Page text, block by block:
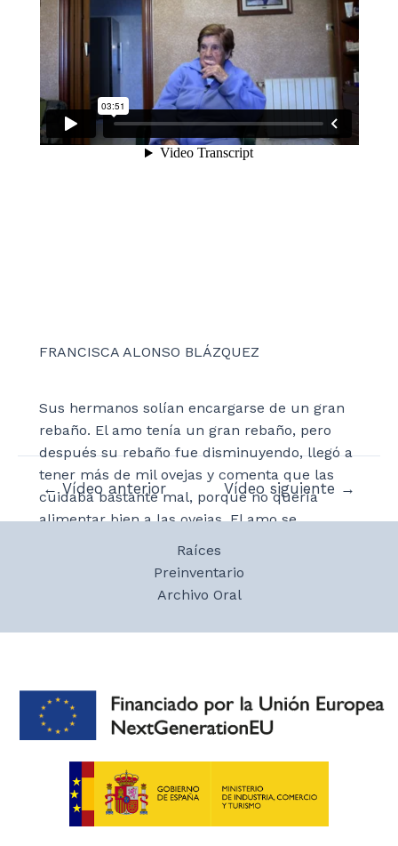
FRANCISCA ALONSO BLÁZQUEZ
Sus hermanos solían encargarse de un gran
rebaño. El amo tenía un gran rebaño, pero
después su rebaño fue disminuyendo, llegó a
tener más de mil ovejas y comenta que las
cuidaba bastante mal, porque no quería
alimentar bien a las ovejas. El amo se
encargaba de vender los corderos y no era
muy bueno haciendo negocios. Sus hermanos
dejaron de trabajar con él porque el amo se
Navegación
←Vídeo anterior Vídeo siguiente →
Raíces
Preinventario
Archivo Oral